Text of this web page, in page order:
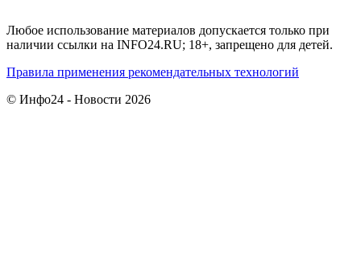
Любое использование материалов допускается только при
наличии ссылки на INFO24.RU; 18+, запрещено для детей.
Правила применения рекомендательных технологий
© Инфо24 - Новости 2026